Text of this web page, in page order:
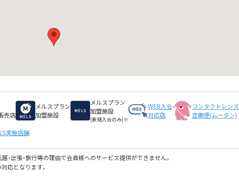
売店
メルスプラン
加盟施設
メルスプラン
加盟施設
(新規入会のみ)※
WEB入会
対応店
コンタクトレンズ
定期便(ムータン)
実施店舗
・出張・旅行等の理由で会員様へのサービス提供ができません。
応となります。